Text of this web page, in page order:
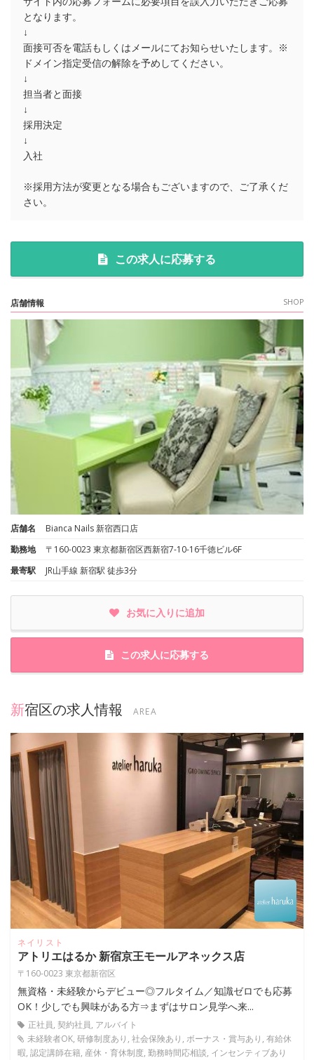
となります。
↓
面接可否を電話もしくはメールにてお知らせいたします。※
ドメイン指定受信の解除を予めしてください。
↓
担当者と面接
↓
採用決定
↓
入社
※採用方法が変更となる場合もございますので、ご了承くだ
さい。
この求人に応募する
店舗情報 SHOP
店舗名
Bianca Nails 新宿西口店
勤務地
〒160-0023 東京都新宿区西新宿7-10-16千徳ビル6F
最寄駅
JR山手線 新宿駅 徒歩3分
お気に入りに追加
この求人に応募する
新宿区の求人情報 AREA
ネイリスト
アトリエはるか 新宿京王モールアネックス店
〒160-0023 東京都新宿区
無資格・未経験からデビュー◎フルタイム／知識ゼロでも応募
OK！少しでも興味がある方⇒まずはサロン見学へ来...
正社員, 契約社員, アルバイト
未経験者OK, 研修制度あり, 社会保険あり, ボーナス・賞与あり, 有給休
暇, 認定講師在籍, 産休・育休制度, 勤務時間応相談, インセンティブあり